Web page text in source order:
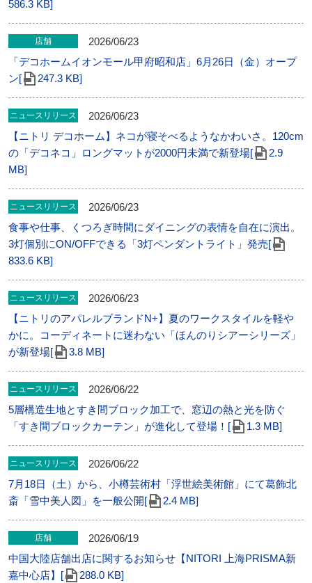
586.3 KB]
店舗
2026/06/23
「デコホームイオンモール甲府昭和店」6月26日（金）オープ
ン[
247.3 KB]
ニュースリリース
2026/06/23
【ニトリ デコホーム】ネコが寝そべるようなかわいさ。120cm
の「デコネコ」ロングマットが2000円未満で新登場[
2.9
MB]
ニュースリリース
2026/06/23
食事や仕事、くつろぎ時間にダイニングの表情を自在に演出。
3灯個別にON/OFFできる「3灯ペンダントライト」発売[
833.6 KB]
ニュースリリース
2026/06/23
【ニトリのアパレルブランドN+】夏のワークスタイルを軽や
かに。コーディネートに迷わない「ほんのりシアーシリーズ」
が新登場[
3.8 MB]
ニュースリリース
2026/06/22
5層構造生地とすき間ブロック加工で、窓辺の熱と光を防ぐ
「すき間ブロックカーテン」が進化して登場！[
1.3 MB]
ニュースリリース
2026/06/22
7月18日（土）から、小樽芸術村「浮世絵美術館」にて葛飾北
斎「雪中美人図」を一般公開[
2.4 MB]
店舗
2026/06/19
中国大陸店舗出店に関するお知らせ【NITORI 上海PRISMA新
嘉中心店】[
288.0 KB]